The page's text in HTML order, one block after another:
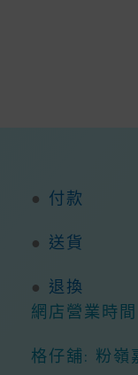
● 付款
● 送貨
● 退換
網店營業時
格仔舖: 粉嶺